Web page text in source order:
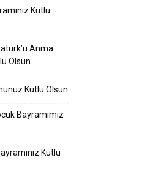
Kutlu
Anma
Olsun
Kutlu Olsun
Bayramımız
Kutlu